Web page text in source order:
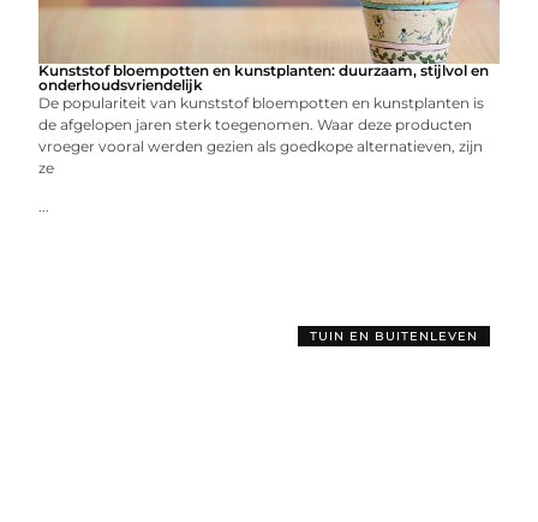
Kunststof bloempotten en kunstplanten: duurzaam, stijlvol en
onderhoudsvriendelijk
De populariteit van kunststof bloempotten en kunstplanten is
de afgelopen jaren sterk toegenomen. Waar deze producten
vroeger vooral werden gezien als goedkope alternatieven, zijn
ze
...
TUIN EN BUITENLEVEN